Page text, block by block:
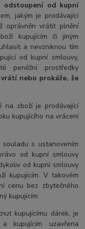
od kupní
jakým je prodávající
oprávněn vrátit plnění
kupujícím či jiným
a nevzniknou tím
od kupní smlouvy,
peněžní prostředky
nebo prokáže, že
zboží je prodávající
kupujícího na vrácení
s ustanovením
od kupní smlouvy
od kupní smlouvy
kupujícím. V takovém
cenu bez zbytečného
kupujícím.
kupujícímu dárek, je
kupujícím uzavřena